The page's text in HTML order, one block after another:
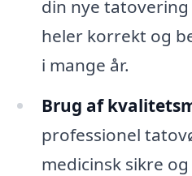
din nye
heler korrekt og
i mange år.
Brug af
professionel
medicinsk sikre